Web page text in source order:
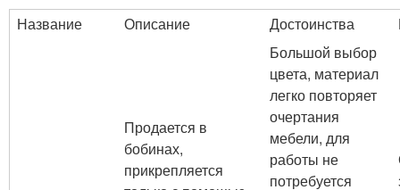
Название
Описание Достоинства
Продается в
бобинах,
прикрепляется
Большой выбор
цвета, материал
легко повторяет
очертания
мебели, для
работы не
потребуется